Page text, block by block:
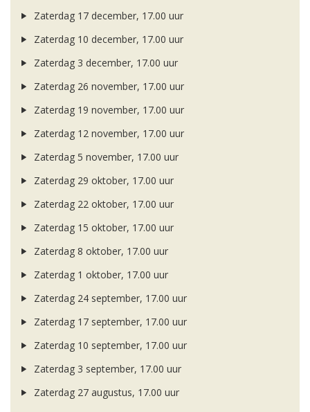
Zaterdag 17 december, 17.00 uur
Zaterdag 10 december, 17.00 uur
Zaterdag 3 december, 17.00 uur
Zaterdag 26 november, 17.00 uur
Zaterdag 19 november, 17.00 uur
Zaterdag 12 november, 17.00 uur
Zaterdag 5 november, 17.00 uur
Zaterdag 29 oktober, 17.00 uur
Zaterdag 22 oktober, 17.00 uur
Zaterdag 15 oktober, 17.00 uur
Zaterdag 8 oktober, 17.00 uur
Zaterdag 1 oktober, 17.00 uur
Zaterdag 24 september, 17.00 uur
Zaterdag 17 september, 17.00 uur
Zaterdag 10 september, 17.00 uur
Zaterdag 3 september, 17.00 uur
Zaterdag 27 augustus, 17.00 uur